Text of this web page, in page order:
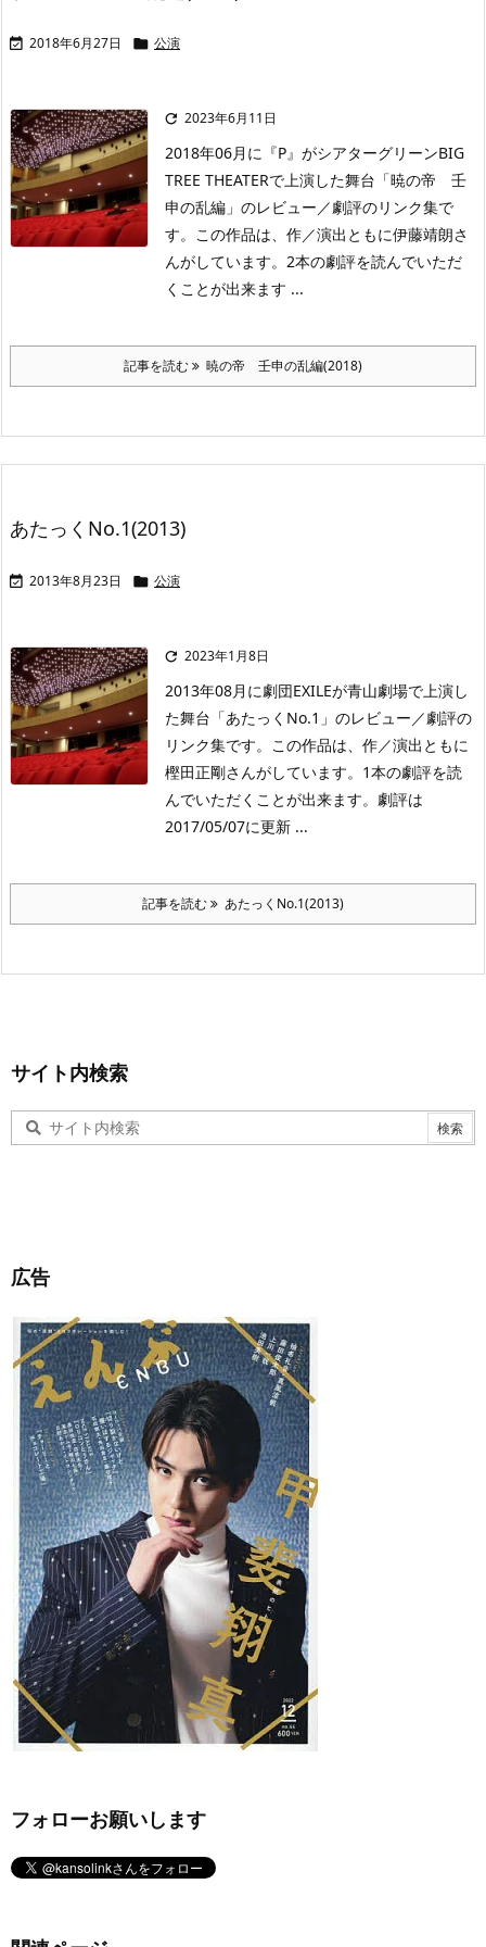
 2018年6月27日  公演
 2023年6月11日
2018年06月に『P』がシアターグリーンBIG
TREE THEATERで上演した舞台「暁の帝 壬
申の乱編」のレビュー／劇評のリンク集で
す。この作品は、作／演出ともに伊藤靖朗さ
んがしています。2本の劇評を読んでいただ
くことが出来ます ...
記事を読む 暁の帝 壬申の乱編(2018)
あたっくNo.1(2013)
 2013年8月23日  公演
 2023年1月8日
2013年08月に劇団EXILEが青山劇場で上演し
た舞台「あたっくNo.1」のレビュー／劇評の
リンク集です。この作品は、作／演出ともに
樫田正剛さんがしています。1本の劇評を読
んでいただくことが出来ます。劇評は
2017/05/07に更新 ...
記事を読む あたっくNo.1(2013)
サイト内検索
広告
フォローお願いします